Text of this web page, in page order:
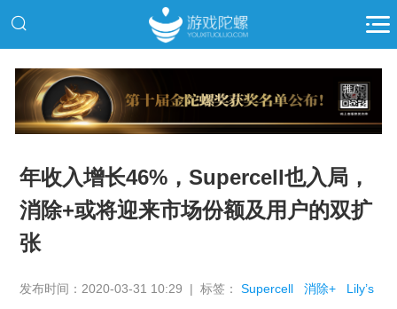
推广
年收入增长46%，Supercell也入局，
消除+或将迎来市场份额及用户的双扩
张
发布时间：2020-03-31 10:29 | 标签：Supercell 消除+ Lily’s